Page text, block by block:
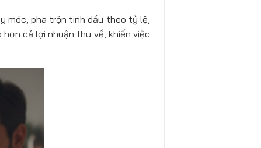
móc, pha trộn tinh dầu theo tỷ lệ,
cả lợi nhuận thu về, khiến việc